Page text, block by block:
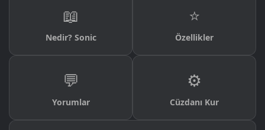
📖
Nedir? Sonic
⭐
Özellikler
💬
Yorumlar
⚙️
Cüzdanı Kur